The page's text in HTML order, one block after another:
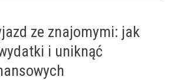
ze znajomymi: jak
i uniknąć